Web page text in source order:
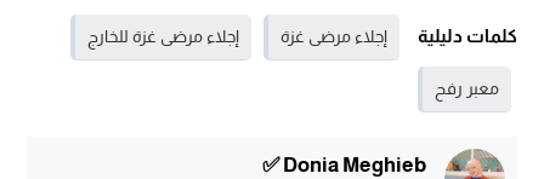
كلمات دليلية إجلاء مرضى غزة إجلاء مرضى غزة للخارج
معبر رفح
Donia Meghieb ✅